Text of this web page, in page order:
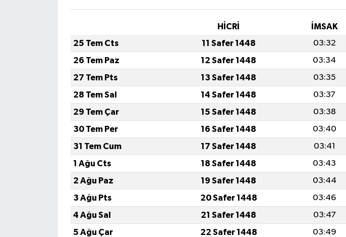
HİCRİ İMSAK
25 Tem Cts
11 Safer 1448 03:32
26 Tem Paz
12 Safer 1448 03:34
27 Tem Pts
13 Safer 1448 03:35
28 Tem Sal
14 Safer 1448 03:37
29 Tem Çar
15 Safer 1448 03:38
30 Tem Per
16 Safer 1448 03:40
31 Tem Cum
17 Safer 1448 03:41
1 Ağu Cts
18 Safer 1448 03:43
2 Ağu Paz
19 Safer 1448 03:44
3 Ağu Pts
20 Safer 1448 03:46
4 Ağu Sal
21 Safer 1448 03:47
5 Ağu Çar
22 Safer 1448 03:49
Video Haber
Yeme-İçme